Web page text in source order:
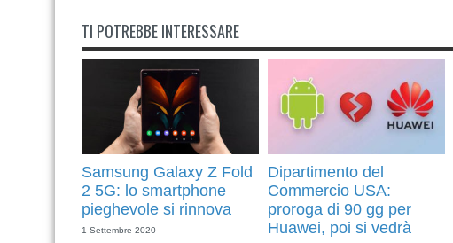
TI POTREBBE INTERESSARE
Samsung Galaxy Z Fold
2 5G: lo smartphone
pieghevole si rinnova
1 Settembre 2020
Dipartimento del
Commercio USA:
proroga di 90 gg per
Huawei, poi si vedrà